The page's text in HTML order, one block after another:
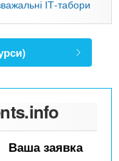
ІТ-табори
Ваша заявка